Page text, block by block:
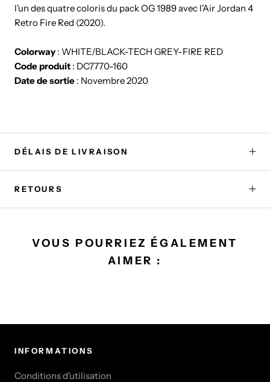
l'un des quatre coloris du pack OG 1989 avec l'Air Jordan 4
Retro Fire Red (2020).
Colorway : WHITE/BLACK-TECH GREY-FIRE RED
Code produit : DC7770-160
Date de sortie : Novembre 2020
DÉLAIS DE LIVRAISON
RETOURS
VOUS POURRIEZ ÉGALEMENT
AIMER :
INFORMATIONS
Conditions d'utilisation